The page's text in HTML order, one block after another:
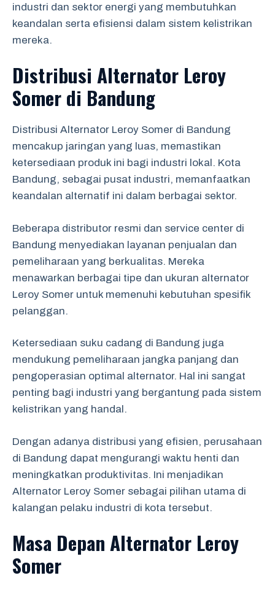
industri dan sektor energi yang membutuhkan
keandalan serta efisiensi dalam sistem kelistrikan
mereka.
Distribusi Alternator Leroy
Somer di Bandung
Distribusi Alternator Leroy Somer di Bandung
mencakup jaringan yang luas, memastikan
ketersediaan produk ini bagi industri lokal. Kota
Bandung, sebagai pusat industri, memanfaatkan
keandalan alternatif ini dalam berbagai sektor.
Beberapa distributor resmi dan service center di
Bandung menyediakan layanan penjualan dan
pemeliharaan yang berkualitas. Mereka
menawarkan berbagai tipe dan ukuran alternator
Leroy Somer untuk memenuhi kebutuhan spesifik
pelanggan.
Ketersediaan suku cadang di Bandung juga
mendukung pemeliharaan jangka panjang dan
pengoperasian optimal alternator. Hal ini sangat
penting bagi industri yang bergantung pada sistem
kelistrikan yang handal.
Dengan adanya distribusi yang efisien, perusahaan
di Bandung dapat mengurangi waktu henti dan
meningkatkan produktivitas. Ini menjadikan
Alternator Leroy Somer sebagai pilihan utama di
kalangan pelaku industri di kota tersebut.
Masa Depan Alternator Leroy
Somer